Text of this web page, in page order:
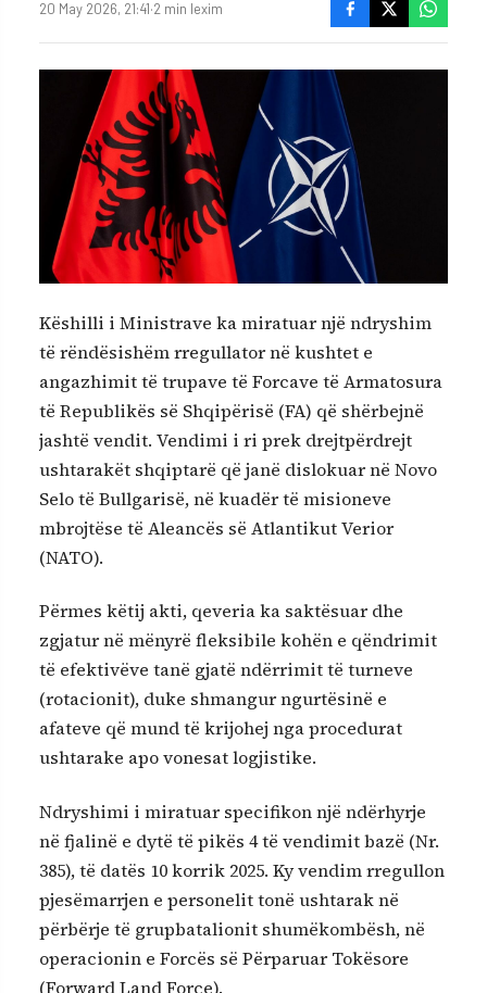
20 May 2026, 21:41·2 min lexim
Këshilli i Ministrave ka miratuar një ndryshim
të rëndësishëm rregullator në kushtet e
angazhimit të trupave të Forcave të Armatosura
të Republikës së Shqipërisë (FA) që shërbejnë
jashtë vendit. Vendimi i ri prek drejtpërdrejt
ushtarakët shqiptarë që janë dislokuar në Novo
Selo të Bullgarisë, në kuadër të misioneve
mbrojtëse të Aleancës së Atlantikut Verior
(NATO).
Përmes këtij akti, qeveria ka saktësuar dhe
zgjatur në mënyrë fleksibile kohën e qëndrimit
të efektivëve tanë gjatë ndërrimit të turneve
(rotacionit), duke shmangur ngurtësinë e
afateve që mund të krijohej nga procedurat
ushtarake apo vonesat logjistike.
Ndryshimi i miratuar specifikon një ndërhyrje
në fjalinë e dytë të pikës 4 të vendimit bazë (Nr.
385), të datës 10 korrik 2025. Ky vendim rregullon
pjesëmarrjen e personelit tonë ushtarak në
përbërje të grupbatalionit shumëkombësh, në
operacionin e Forcës së Përparuar Tokësore
(Forward Land Force).